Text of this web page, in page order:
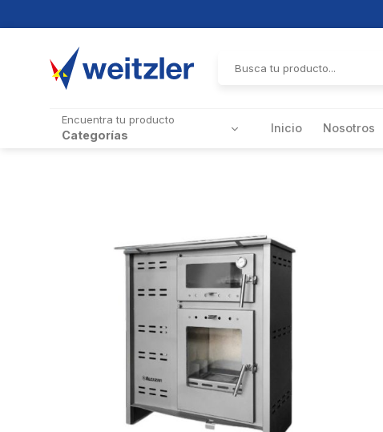
por:
Encuentra tu producto
Categorías Inicio Nosotros